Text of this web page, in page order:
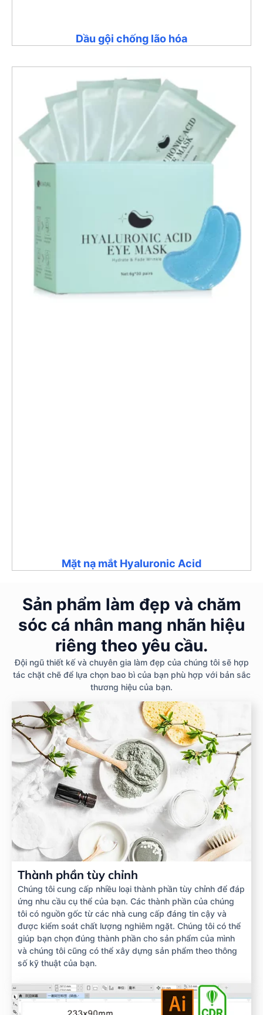
Dầu gội chống lão hóa
Mặt nạ mắt Hyaluronic Acid
Sản phẩm làm đẹp và chăm
sóc cá nhân mang nhãn hiệu
riêng theo yêu cầu.
Đội ngũ thiết kế và chuyên gia làm đẹp của chúng tôi sẽ hợp
tác chặt chẽ để lựa chọn bao bì của bạn phù hợp với bản sắc
thương hiệu của bạn.
Thành phần tùy chỉnh
Chúng tôi cung cấp nhiều loại thành phần tùy chỉnh để đáp
ứng nhu cầu cụ thể của bạn. Các thành phần của chúng
tôi có nguồn gốc từ các nhà cung cấp đáng tin cậy và
được kiểm soát chất lượng nghiêm ngặt. Chúng tôi có thể
giúp bạn chọn đúng thành phần cho sản phẩm của mình
và chúng tôi cũng có thể xây dựng sản phẩm theo thông
số kỹ thuật của bạn.